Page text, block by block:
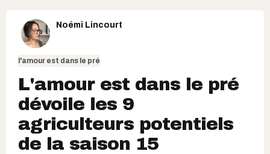
Noémi Lincourt
l'amour est dans le pré
L'amour est dans le pré
dévoile les 9
agriculteurs potentiels
de la saison 15